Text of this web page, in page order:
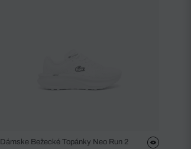
Dámske Bežecké Topánky Neo Run 2